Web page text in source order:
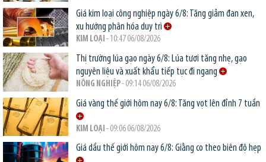
Giá kim loại công nghiệp ngày 6/8: Tăng giảm đan xen,
xu hướng phân hóa duy trì
KIM LOẠI - 10:47 06/08/2026
Thị trường lúa gạo ngày 6/8: Lúa tươi tăng nhẹ, gạo
nguyên liệu và xuất khẩu tiếp tục đi ngang
NÔNG NGHIỆP- 09:14 06/08/2026
Giá vàng thế giới hôm nay 6/8: Tăng vọt lên đỉnh 7 tuần
KIM LOẠI - 09:06 06/08/2026
Giá dầu thế giới hôm nay 6/8: Giằng co theo biên độ hẹp